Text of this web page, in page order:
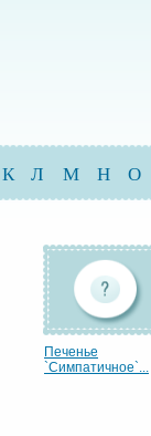
К Л М Н О
Печенье
`Симпатичное`...